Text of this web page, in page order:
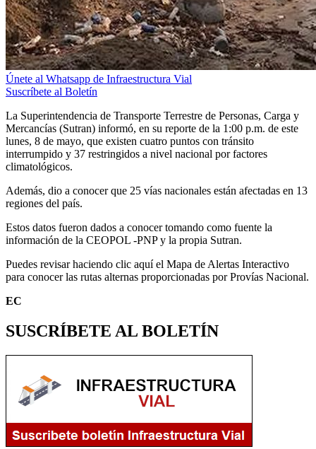
Únete al Whatsapp de Infraestructura Vial
Suscríbete al Boletín
La Superintendencia de Transporte Terrestre de Personas, Carga y
Mercancías (Sutran) informó, en su reporte de la 1:00 p.m. de este
lunes, 8 de mayo, que existen cuatro puntos con tránsito
interrumpido y 37 restringidos a nivel nacional por factores
climatológicos.
Además, dio a conocer que 25 vías nacionales están afectadas en 13
regiones del país.
Estos datos fueron dados a conocer tomando como fuente la
información de la CEOPOL -PNP y la propia Sutran.
Puedes revisar haciendo clic aquí el Mapa de Alertas Interactivo
para conocer las rutas alternas proporcionadas por Provías Nacional.
EC
SUSCRÍBETE AL BOLETÍN